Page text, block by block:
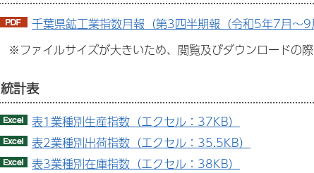
千葉県鉱工業指数月報（第3四半期報（令和5年7月～
※ファイルサイズが大きいため、閲覧及びダウンロードの
統計表
表1業種別生産指数（エクセル：37KB）
表2業種別出荷指数（エクセル：35.5KB）
表3業種別在庫指数（エクセル：38KB）